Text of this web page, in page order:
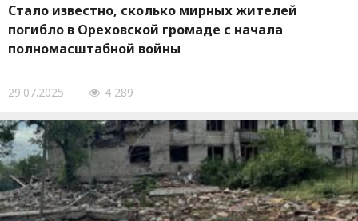
Стало известно, сколько мирных жителей
погибло в Ореховской громаде с начала
полномасштабной войны
29.07.2025 4 289